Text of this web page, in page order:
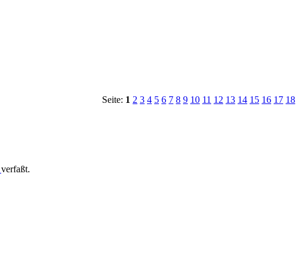
Seite: 1 2 3 4 5 6 7 8 9 10 11 12 13 14 15 16 17 18
verfaßt.